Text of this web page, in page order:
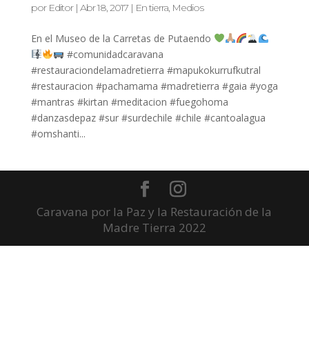
por Editor| Abr 18, 2017| En tierra, Medios
En el Museo de la Carretas de Putaendo
#comunidadcaravana
#restauraciondelamadretierra #mapukokurrufkutral
#restauracion #pachamama #madretierra #gaia #yoga
#mantras #kirtan #meditacion #fuegohoma
#danzasdepaz #sur #surdechile #chile #cantoalagua
#omshanti...
Caravana por la Paz y la Restauración de la
Madre Tierra 2022